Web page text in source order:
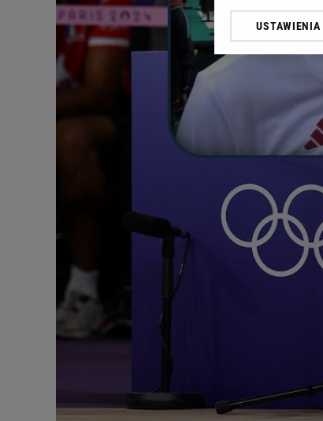
Klikając
Zaufanych
dotyczące plików
odnośnik
plików cookie
My, nasi Zaufani
Użycie
Przechowywanie
badnie odbiorców
USTAWIENIA